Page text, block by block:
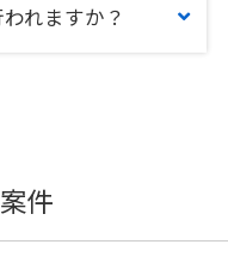
れますか？
件